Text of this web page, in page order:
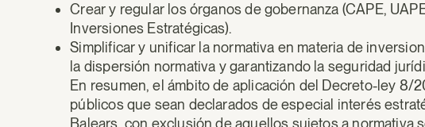
Crear y regular los órganos de gobernanza (CAPE,
Inversiones Estratégicas).
Simplificar y unificar la normativa en materia de
la dispersión normativa y garantizando la seguridad
En resumen, el ámbito de aplicación del Decreto-ley 8/
públicos que sean declarados de especial interés
Balears, con exclusión de aquellos sujetos a normativa